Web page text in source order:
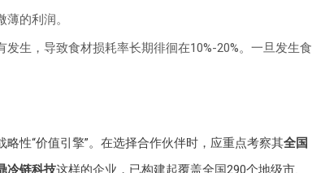
的利润。
生，导致食材损耗率长期徘徊在10%-20%。一旦发生食
性“价值引擎”。在选择合作伙伴时，应重点考察其全国
冷链科技这样的企业，已构建起覆盖全国290个地级市、